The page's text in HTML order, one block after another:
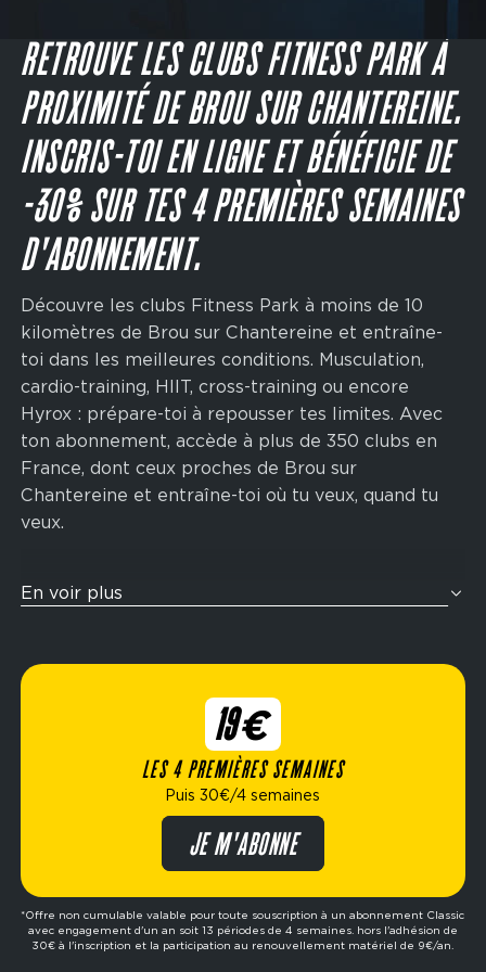
CTA
JE M'INSCRIS
RETROUVE LES CLUBS FITNESS PARK À
PROXIMITÉ DE BROU SUR CHANTEREINE.
INSCRIS-TOI EN LIGNE ET BÉNÉFICIE DE
-30% SUR TES 4 PREMIÈRES SEMAINES
D'ABONNEMENT.
Découvre les clubs Fitness Park à moins de 10
kilomètres de Brou sur Chantereine et entraîne-
toi dans les meilleures conditions. Musculation,
cardio-training, HIIT, cross-training ou encore
Hyrox : prépare-toi à repousser tes limites. Avec
ton abonnement, accède à plus de 350 clubs en
France, dont ceux proches de Brou sur
Chantereine et entraîne-toi où tu veux, quand tu
veux.
En voir plus
Tu veux t’entraîner comme un athlète ? Nos zones
cross-training sont pensées pour te challenger
la compétition Hyrox : rameur, wall balls, sled
push, ski-erg et bien plus encore. Idéal pour
améliorer ton endurance, ta force et ta condition
Élue meilleure marque de fitness de l’année,
Fitness Park propose des formules flexibles
adaptées à ton mode de vie : abonnement dès
19€/4 semaines, options avec ou sans engagement,
formule premium, etc. Prêt à passer à l’action ?
Réserve ta séance d’essai gratuite dans le club de
19€
LES 4 PREMIÈRES SEMAINES
Puis 30€/4 semaines
JE M'ABONNE
*Offre non cumulable valable pour toute souscription à un abonnement Classic
avec engagement d'un an soit 13 périodes de 4 semaines. hors l'adhésion de
30€ à l'inscription et la participation au renouvellement matériel de 9€/an.